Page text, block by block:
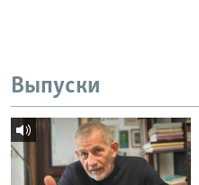
Выпуски